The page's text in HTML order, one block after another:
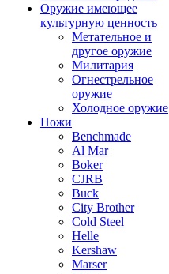
Оружие имеющее
культурную ценность
Метательное и
другое оружие
Милитария
Огнестрельное
оружие
Холодное оружие
Ножи
Benchmade
Al Mar
Boker
CJRB
Buck
City Brother
Cold Steel
Helle
Kershaw
Marser